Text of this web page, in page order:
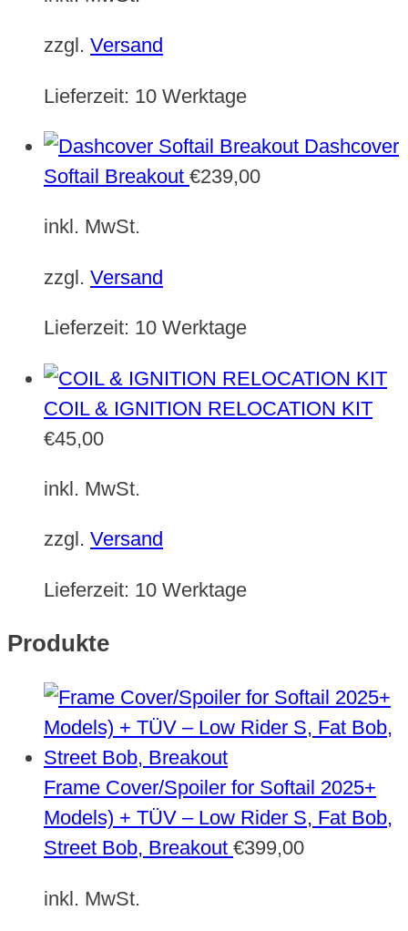
zzgl. Versand
Lieferzeit: 10 Werktage
Dashcover
Softail Breakout €239,00
inkl. MwSt.
zzgl. Versand
Lieferzeit: 10 Werktage
COIL & IGNITION RELOCATION KIT
€45,00
inkl. MwSt.
zzgl. Versand
Lieferzeit: 10 Werktage
Produkte
Frame Cover/Spoiler for Softail 2025+
Models) + TÜV – Low Rider S, Fat Bob,
Street Bob, Breakout €399,00
inkl. MwSt.